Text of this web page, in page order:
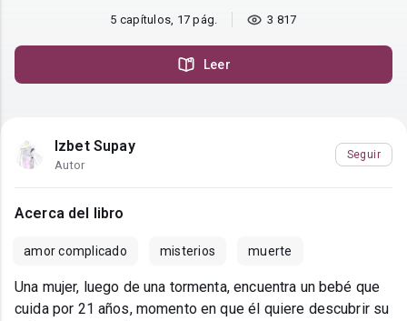
5 capítulos, 17 pág. 3 817
Leer
Izbet Supay
Autor
Seguir
Acerca del libro
amor complicado misterios muerte
Una mujer, luego de una tormenta, encuentra un bebé que
cuida por 21 años, momento en que él quiere descubrir su